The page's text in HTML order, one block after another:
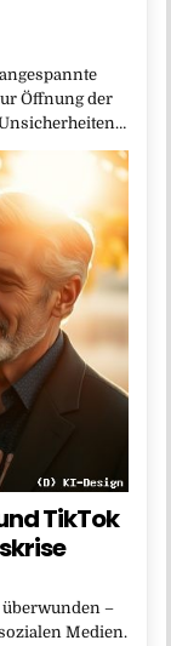
Öffnung der
TikTok
überwunden –
Medien.